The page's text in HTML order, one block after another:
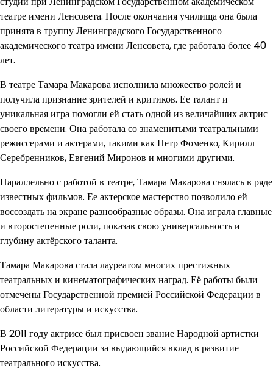
театре имени Ленсовета. После окончания училища она была
принята в труппу Ленинградского Государственного
академического театра имени Ленсовета, где работала более 40
лет.
В театре Тамара Макарова исполнила множество ролей и
получила признание зрителей и критиков. Ее талант и
уникальная игра помогли ей стать одной из величайших актрис
своего времени. Она работала со знаменитыми театральными
режиссерами и актерами, такими как Петр Фоменко, Кирилл
Серебренников, Евгений Миронов и многими другими.
Параллельно с работой в театре, Тамара Макарова снялась в ряде
известных фильмов. Ее актерское мастерство позволило ей
воссоздать на экране разнообразные образы. Она играла главные
и второстепенные роли, показав свою универсальность и
глубину актёрского таланта.
Тамара Макарова стала лауреатом многих престижных
театральных и кинематографических наград. Её работы были
отмечены Государственной премией Российской Федерации в
области литературы и искусства.
В 2011 году актрисе был присвоен звание Народной артистки
Российской Федерации за выдающийся вклад в развитие
театрального искусства.